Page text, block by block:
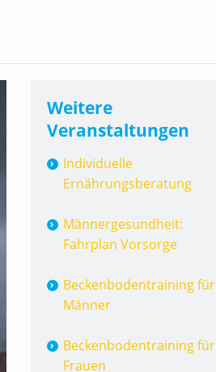
Weitere
Veranstaltungen
Individuelle
Ernährungsberatung
Männergesundheit:
Fahrplan Vorsorge
Beckenbodentraining für
Männer
Beckenbodentraining für
Frauen